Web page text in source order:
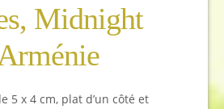
Midnight
5 x 4 cm, plat d’un côté et